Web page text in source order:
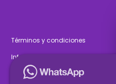
Términos y condiciones
Informe de gestión 2025
Estados financieros 2025